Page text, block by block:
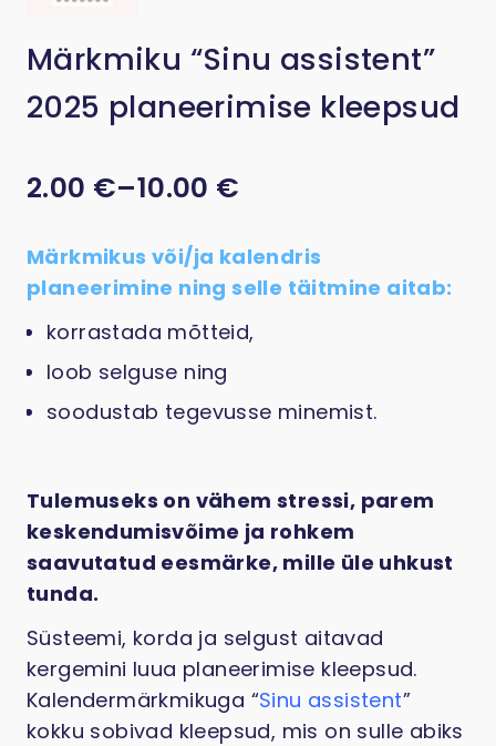
Märkmiku “Sinu assistent”
2025 planeerimise kleepsud
2.00 €–10.00 €
Märkmikus või/ja kalendris
planeerimine ning selle täitmine aitab:
korrastada mõtteid,
loob selguse ning
soodustab tegevusse minemist.
Tulemuseks on vähem stressi, parem
keskendumisvõime ja rohkem
saavutatud eesmärke, mille üle uhkust
tunda.
Süsteemi, korda ja selgust aitavad
kergemini luua planeerimise kleepsud.
Kalendermärkmikuga “Sinu assistent”
kokku sobivad kleepsud, mis on sulle abiks